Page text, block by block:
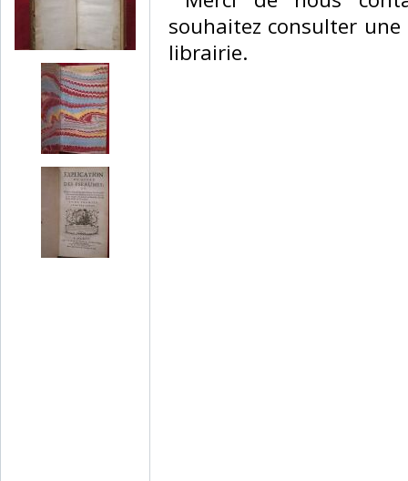
souhaitez consulter
librairie.‎